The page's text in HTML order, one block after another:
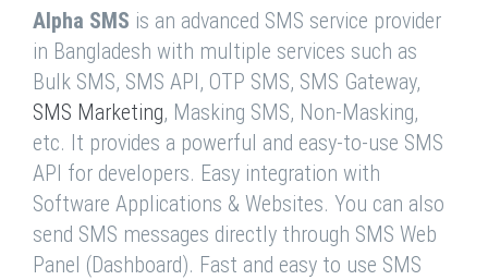
Alpha SMS is an advanced SMS service provider
in Bangladesh with multiple services such as
Bulk SMS, SMS API, OTP SMS, SMS Gateway,
SMS Marketing, Masking SMS, Non-Masking,
etc. It provides a powerful and easy-to-use SMS
API for developers. Easy integration with
Software Applications & Websites. You can also
send SMS messages directly through SMS Web
Panel (Dashboard). Fast and easy to use SMS